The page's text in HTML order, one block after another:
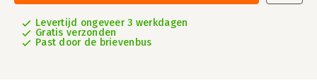
Levertijd ongeveer 3 werkdagen
Gratis verzonden
Past door de brievenbus